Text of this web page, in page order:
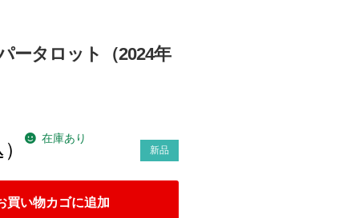
ータロット（2024年
新品
在庫あり
買い物カゴに追加